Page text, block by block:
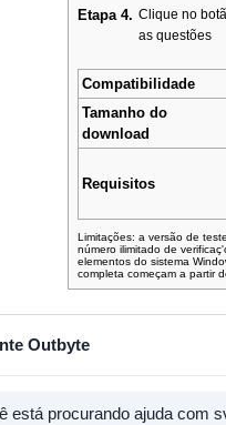
Outbyte
está procurando ajuda com
Etapa 4. Clique no
as questões
Compatibilidade
Tamanho do
download
Requisitos
Limitações: a versão de
número ilimitado de
elementos do sistema
completa começam a partir